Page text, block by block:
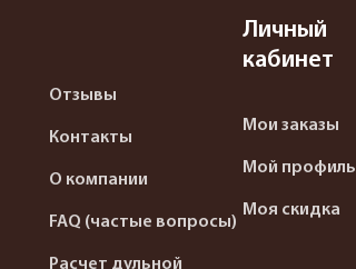
Отзывы
Контакты
О компании
FAQ (частые вопросы)
Расчет дульной
Личный
кабинет
Мои заказы
Мой профиль
Моя скидка